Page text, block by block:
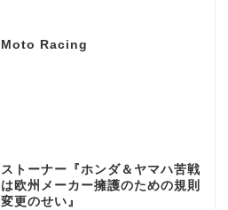
Moto Racing
ストーナー『ホンダ＆ヤマハ苦戦
は欧州メーカー擁護のための規則
変更のせい』